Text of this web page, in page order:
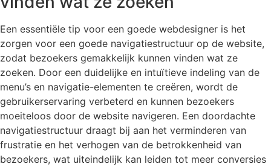
Een essentiële tip voor een goede webdesigner is het
zorgen voor een goede navigatiestructuur op de website,
zodat bezoekers gemakkelijk kunnen vinden wat ze
zoeken. Door een duidelijke en intuïtieve indeling van de
menu’s en navigatie-elementen te creëren, wordt de
gebruikerservaring verbeterd en kunnen bezoekers
moeiteloos door de website navigeren. Een doordachte
navigatiestructuur draagt bij aan het verminderen van
frustratie en het verhogen van de betrokkenheid van
bezoekers, wat uiteindelijk kan leiden tot meer conversies